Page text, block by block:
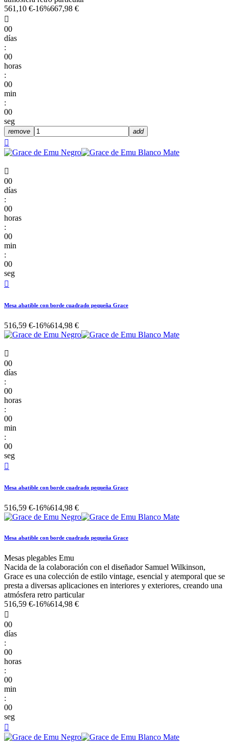
561,10 €-16%667,98 €

00
días
:
00
horas
:
00
min
:
00
seg
remove add


00
días
:
00
horas
:
00
min
:
00
seg

Mesa abatible con borde cuadrado pequeña Grace
516,59 €-16%614,98 €

00
días
:
00
horas
:
00
min
:
00
seg

Mesa abatible con borde cuadrado pequeña Grace
516,59 €-16%614,98 €
Mesa abatible con borde cuadrado pequeña Grace
Mesas plegables Emu
Nacida de la colaboración con el diseñador Samuel Wilkinson,
Grace es una colección de estilo vintage, esencial y atemporal que se
presta a diversas aplicaciones en interiores y exteriores, creando una
atmósfera retro particular
516,59 €-16%614,98 €

00
días
:
00
horas
:
00
min
:
00
seg
